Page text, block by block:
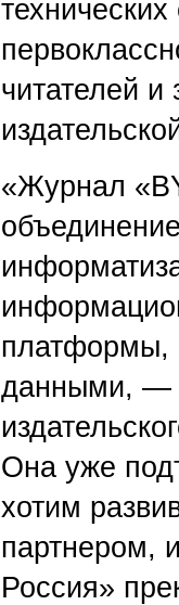
читателей
«Журнал
платформы,
данными, —
Она уже
хотим
партнером,
Россия»